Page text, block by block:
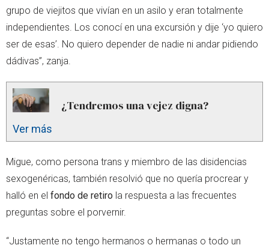
grupo de viejitos que vivían en un asilo y eran totalmente
independientes. Los conocí en una excursión y dije ‘yo quiero
ser de esas’. No quiero depender de nadie ni andar pidiendo
dádivas”, zanja.
¿Tendremos una vejez digna?
Ver más
Migue, como persona trans y miembro de las disidencias
sexogenéricas, también resolvió que no quería procrear y
halló en el fondo de retiro la respuesta a las frecuentes
preguntas sobre el porvernir.
“Justamente no tengo hermanos o hermanas o todo un